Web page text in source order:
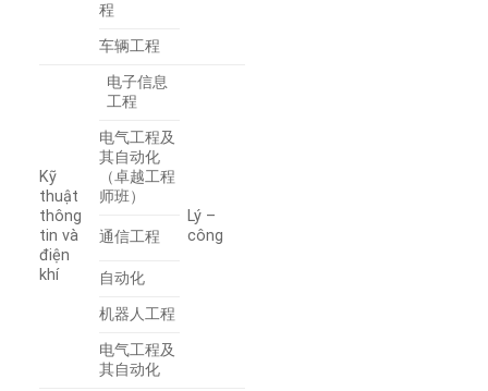
程
车辆工程
Kỹ
thuật
thông
tin và
điện
khí
电子信息
工程
Lý –
công
电气工程及
其自动化
（卓越工程
师班）
通信工程
自动化
机器人工程
电气工程及
其自动化